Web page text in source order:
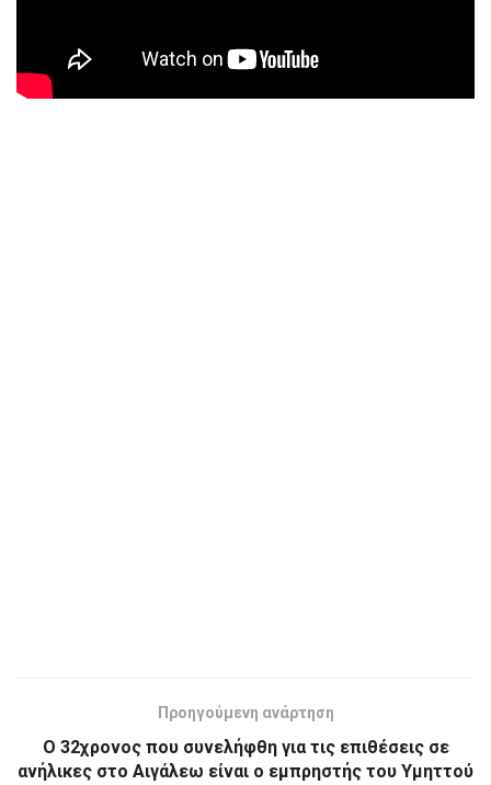
Προηγούμενη ανάρτηση
Ο 32χρονος που συνελήφθη για τις επιθέσεις σε
ανήλικες στο Αιγάλεω είναι ο εμπρηστής του Υμηττού